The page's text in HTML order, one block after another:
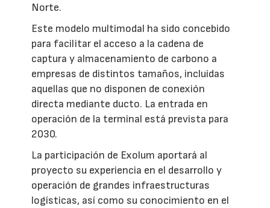
Norte.
Este modelo multimodal ha sido concebido
para facilitar el acceso a la cadena de
captura y almacenamiento de carbono a
empresas de distintos tamaños, incluidas
aquellas que no disponen de conexión
directa mediante ducto. La entrada en
operación de la terminal está prevista para
2030.
La participación de Exolum aportará al
proyecto su experiencia en el desarrollo y
operación de grandes infraestructuras
logísticas, así como su conocimiento en el